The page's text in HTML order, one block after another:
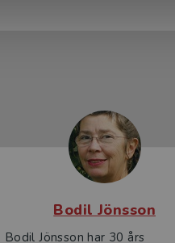
Bodil Jönsson
Bodil Jönsson har 30 års